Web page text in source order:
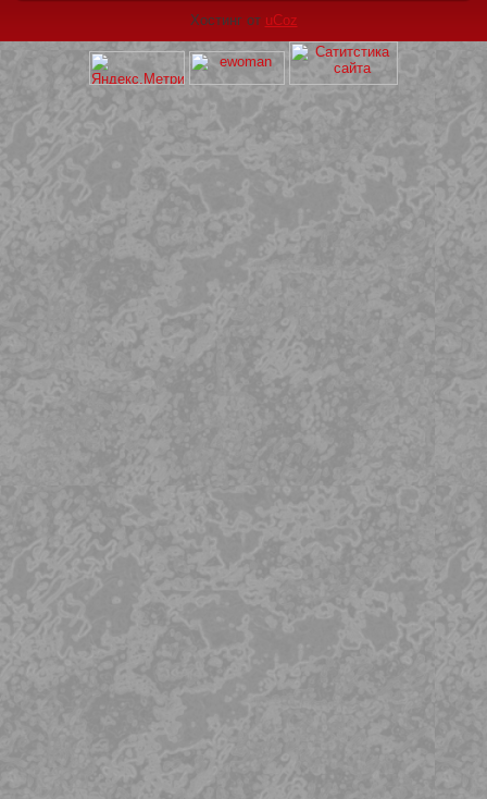
Хостинг от uCoz